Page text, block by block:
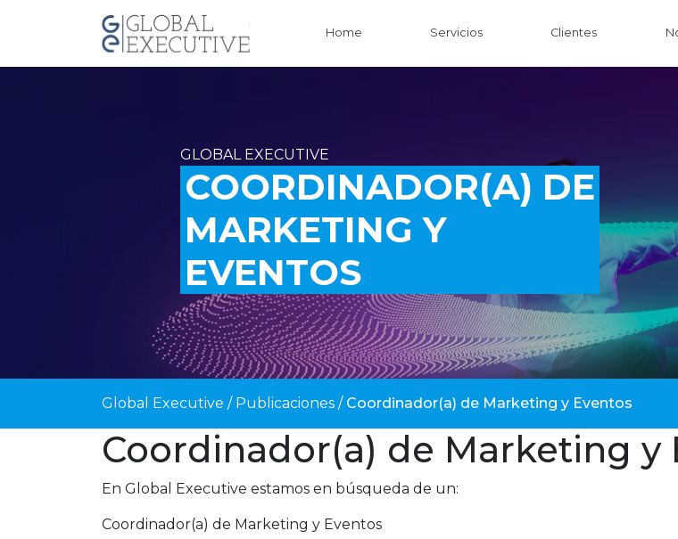
Home Servicios Clientes
GLOBAL EXECUTIVE
COORDINADOR(A) DE
MARKETING Y
EVENTOS
Global Executive / Publicaciones / Coordinador(a) de Marketing y Eventos
Coordinador(a) de Marketing y
En Global Executive estamos en búsqueda de un:
Coordinador(a) de Marketing y Eventos